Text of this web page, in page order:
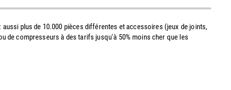
plus de 10.000 pièces différentes et accessoires (jeux de joints,
de compresseurs à des tarifs jusqu'à 50% moins cher que les